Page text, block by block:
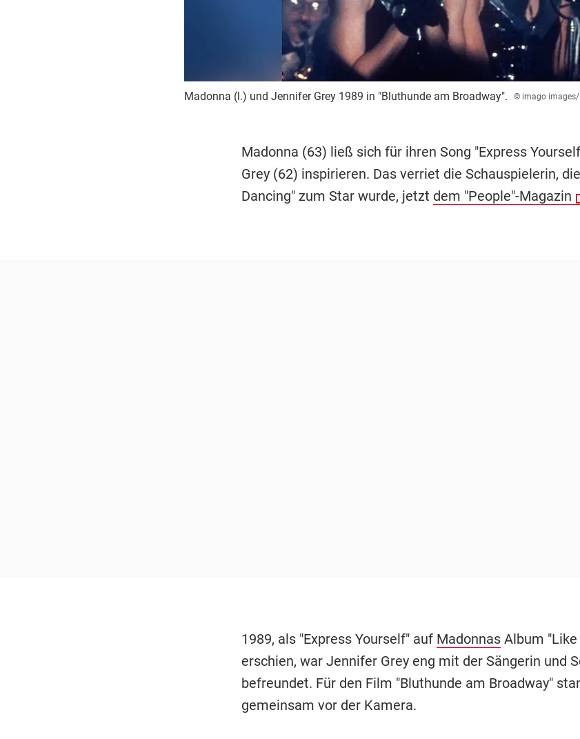
Madonna (l.) und Jennifer Grey 1989 in "Bluthunde am Broadway". © imago images/
Madonna (63) ließ sich für ihren Song "Express
Grey (62) inspirieren. Das verriet die Schauspielerin,
Dancing" zum Star wurde, jetzt dem "People"-Magazin
1989, als "Express Yourself" auf MadonnasAlbum "Like
erschien, war Jennifer Grey eng mit der Sängerin und
befreundet. Für den Film "Bluthunde am Broadway"
gemeinsam vor der Kamera.